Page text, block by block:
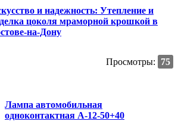
и надежность: Утепление и
цоколя мраморной крошкой в
на-Дону
Просмотры: 75
Лампа автомобильная
одноконтактная А-12-50+40